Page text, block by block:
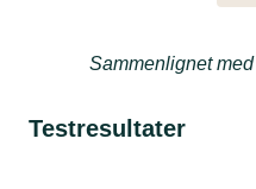
Sammenlignet med
Testresultater